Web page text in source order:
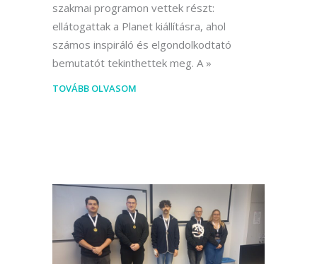
szakmai programon vettek részt:
ellátogattak a Planet kiállításra, ahol
számos inspiráló és elgondolkodtató
bemutatót tekinthettek meg. A
TOVÁBB OLVASOM